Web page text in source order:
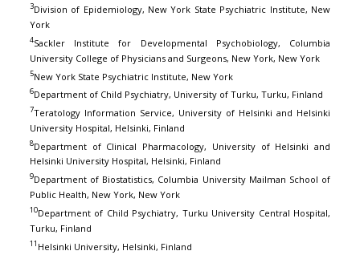
3Division of Epidemiology, New York State Psychiatric Institute, New
York
4Sackler Institute for Developmental Psychobiology, Columbia
University College of Physicians and Surgeons, New York, New York
5New York State Psychiatric Institute, New York
6Department of Child Psychiatry, University of Turku, Turku, Finland
7Teratology Information Service, University of Helsinki and Helsinki
University Hospital, Helsinki, Finland
8Department of Clinical Pharmacology, University of Helsinki and
Helsinki University Hospital, Helsinki, Finland
9Department of Biostatistics, Columbia University Mailman School of
Public Health, New York, New York
10Department of Child Psychiatry, Turku University Central Hospital,
Turku, Finland
11 Helsinki University, Helsinki, Finland